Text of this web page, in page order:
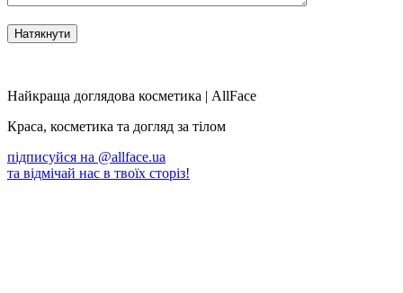
Найкраща доглядова косметика | AllFace
Краса, косметика та догляд за тілом
підписуйся на @allface.ua
та відмічай нас в твоїх сторіз!